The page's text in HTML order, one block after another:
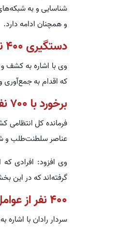
شناسایی و به
و همچنان ادامه دارد.
دستگیری ۴۰۰ نفر از عوامل وطن فروش
که اقدام به جمع‌آوری
برخورد با ۷۰۰ نفر از عناصر معاند در فضای مجازی
عناصر سلطنت‌طلب و
وی افزود: افرادی که
گرفته‌اند که در این بخش بیش از ۲۰۰
۴۰۰ نفر از عوامل اغتشاشات بازداشت شدند